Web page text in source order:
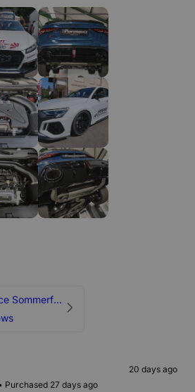
HPerformance Sommerfest 2026
20 days ago
Purchased 27 days ago